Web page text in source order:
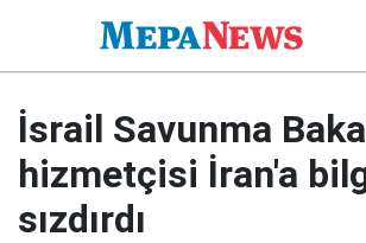
İ srail Savunma
hizmetçisi İran'a
sızdırdı